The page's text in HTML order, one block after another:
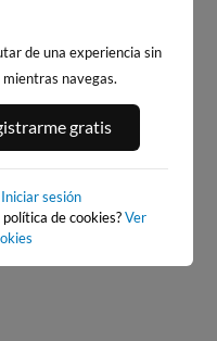
· Mutriku
m
de una experiencia sin
navegas.
gratis
Iniciar sesión
de cookies?Ver